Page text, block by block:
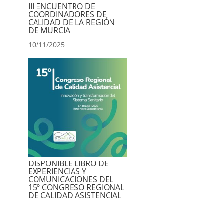
III ENCUENTRO DE
COORDINADORES DE
CALIDAD DE LA REGIÓN
DE MURCIA
10/11/2025
DISPONIBLE LIBRO DE
EXPERIENCIAS Y
COMUNICACIONES DEL
15º CONGRESO REGIONAL
DE CALIDAD ASISTENCIAL